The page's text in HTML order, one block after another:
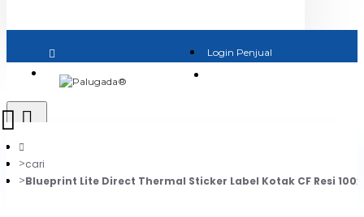
Login Penjual
cari
Blueprint Lite Direct Thermal Sticker Label Kotak CF Resi